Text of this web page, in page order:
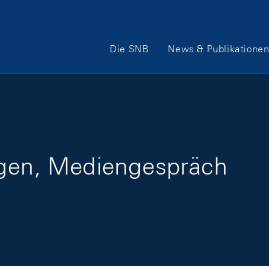
Hauptnavigation
Die SNB News & Publikationen
Mediengespräch